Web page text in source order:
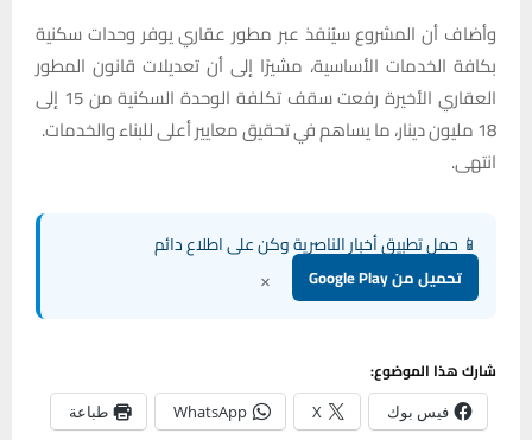
وأضاف أن المشروع سيُنفذ عبر مطور عقاري يوفر وحدات سكنية
بكافة الخدمات الأساسية، مشيرًا إلى أن تعديلات قانون المطور
العقاري الأخيرة رفعت سقف تكلفة الوحدة السكنية من 15 إلى
18 مليون دينار، ما يساهم في تحقيق معايير أعلى للبناء والخدمات.
انتهى.
📱 حمل تطبيق أخبار الناصرية وكن على اطلاع دائم
تحميل من Google Play ×
شارك هذا الموضوع:
فيس بوك X
WhatsApp طباعة